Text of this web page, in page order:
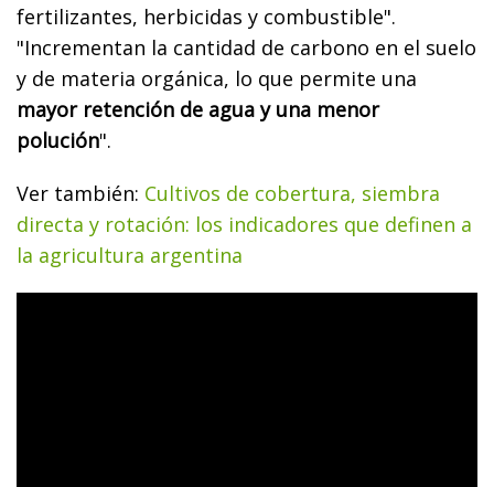
fertilizantes, herbicidas y combustible".
"Incrementan la cantidad de carbono en el suelo
y de materia orgánica, lo que permite una
mayor retención de agua y una menor
polución".
Ver también: Cultivos de cobertura, siembra
directa y rotación: los indicadores que definen a
la agricultura argentina